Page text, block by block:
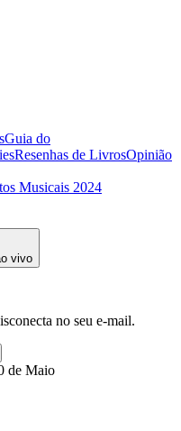
Guia do
Resenhas de LivrosOpinião
Musicais 2024
vivo
no seu e-mail.
de Maio